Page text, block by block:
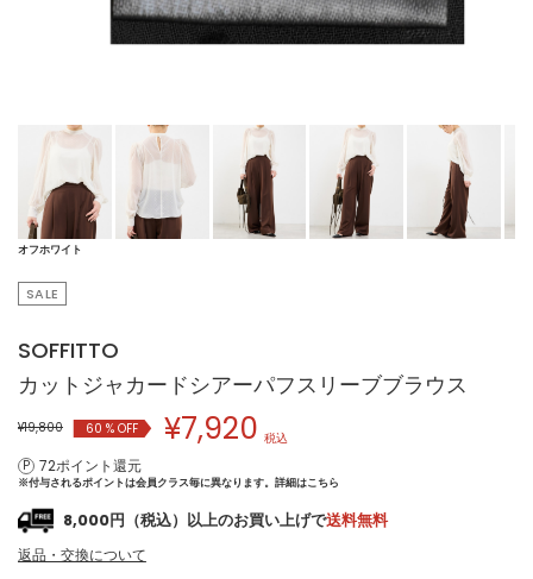
オフホワイト
SALE
SOFFITTO
カットジャカードシアーパフスリーブブラウス
¥19,800 60% OFF ¥7,920 税込
72ポイント還元
※付与されるポイントは会員クラス毎に異なります。 詳細はこちら
8,000円（税込）以上のお買い上げで送料無料
返品・交換について